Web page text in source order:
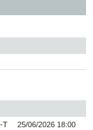
T
25/06/2026 18:00